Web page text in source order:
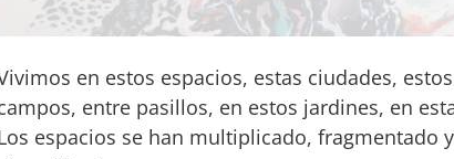
en estos espacios, estas ciudades, estos
entre pasillos, en estos jardines, en
espacios se han multiplicado, fragmentado y